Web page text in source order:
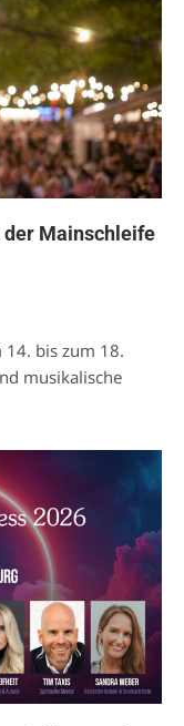
der Mainschleife
14. bis zum 18.
musikalische